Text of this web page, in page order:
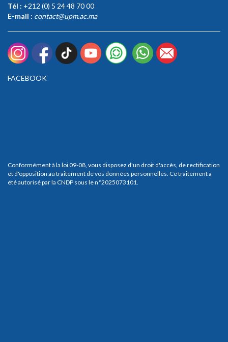
Tél : +212 (0) 5 24 48 70 00
E-mail : contact@upm.ac.ma
FACEBOOK
Conformément à la loi 09-08, vous disposez d'un droit d'accès, de rectification
et d'opposition au traitement de vos données personnelles. Ce traitement a
été autorisé par la CNDP sous le n°2025073101.